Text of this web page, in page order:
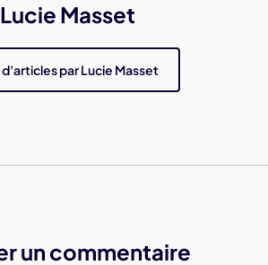
Lucie Masset
d'articles par Lucie Masset
un commentaire